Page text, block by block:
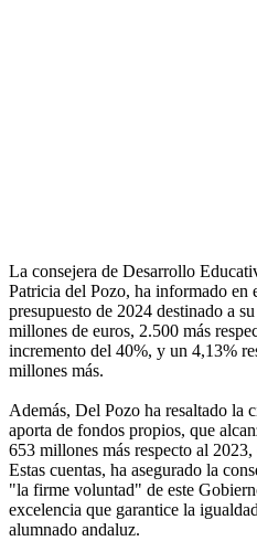
La consejera de Desarrollo
Patricia del Pozo, ha informado en
presupuesto de 2024 destinado a
millones de euros, 2.500 más
incremento del 40%, y un 4,13%
millones más.
Además, Del Pozo ha resaltado la
aporta de fondos propios, que
653 millones más respecto al
Estas cuentas, ha asegurado la
"la firme voluntad" de este
excelencia que garantice la
alumnado andaluz.